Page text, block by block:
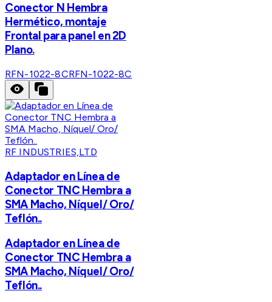
Conector N Hembra
Hermético, montaje
Frontal para panel en 2D
Plano.
RFN-1022-8CRFN-1022-8C
RF INDUSTRIES,LTD
Adaptador en Línea de
Conector TNC Hembra a
SMA Macho, Níquel/ Oro/
Teflón..
Adaptador en Línea de
Conector TNC Hembra a
SMA Macho, Níquel/ Oro/
Teflón..